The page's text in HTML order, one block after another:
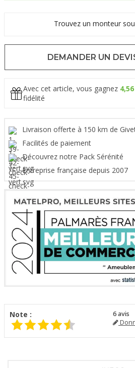
Trouvez un monteur
DEMANDER UN
Avec cet article, vous gagnez
fidélité
Livraison offerte à 150 km de
Facilités de paiement
Découvrez notre Pack Sérénité
Entreprise française depuis 2007
Note : 6avis